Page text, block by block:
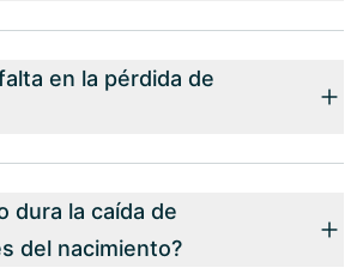
en la pérdida de
dura la caída de
del nacimiento?